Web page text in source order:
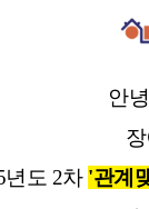
안
년도 2차 '관계